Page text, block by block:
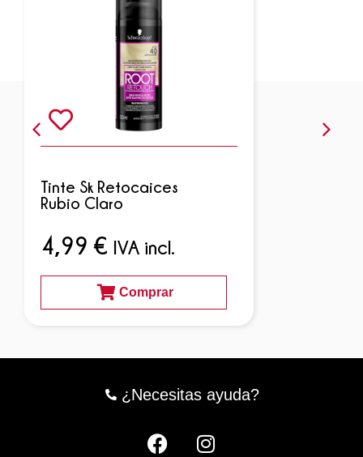
Tinte Sk Retocaices
Rubio Claro
4,99€ IVA incl.
Comprar
¿Necesitas ayuda?